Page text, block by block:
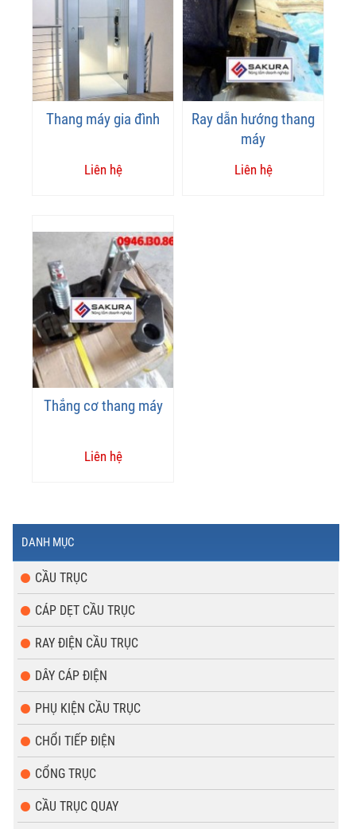
Thang máy gia đình
Liên hệ
Ray dẫn hướng thang
máy
Liên hệ
Thắng cơ thang máy
Liên hệ
DANH MỤC
CẦU TRỤC
CÁP DẸT CẦU TRỤC
RAY ĐIỆN CẦU TRỤC
DÂY CÁP ĐIỆN
PHỤ KIỆN CẦU TRỤC
CHỔI TIẾP ĐIỆN
CỔNG TRỤC
CẦU TRỤC QUAY